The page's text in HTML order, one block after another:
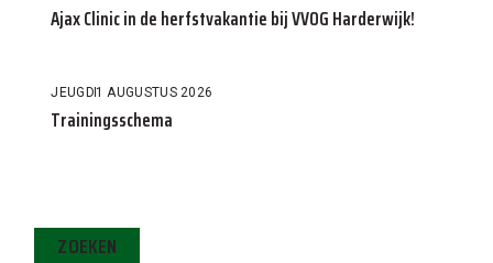
Ajax Clinic in de herfstvakantie bij VVOG Harderwijk!
JEUGD1 AUGUSTUS 2026
Trainingsschema
ZOEKEN